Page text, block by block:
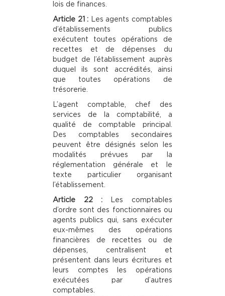
lois de finances.
Article 21 : Les agents comptables
d’établissements publics
exécutent toutes opérations de
recettes et de dépenses du
budget de l’établissement auprès
duquel ils sont accrédités, ainsi
que toutes opérations de
trésorerie.
L’agent comptable, chef des
services de la comptabilité, a
qualité de comptable principal.
Des comptables secondaires
peuvent être désignés selon les
modalités prévues par la
réglementation générale et le
texte particulier organisant
l’établissement.
Article 22 :Les comptables
d’ordre sont des fonctionnaires ou
agents publics qui, sans exécuter
eux-mêmes des opérations
financières de recettes ou de
dépenses, centralisent et
présentent dans leurs écritures et
leurs comptes les opérations
exécutées par d’autres
comptables.